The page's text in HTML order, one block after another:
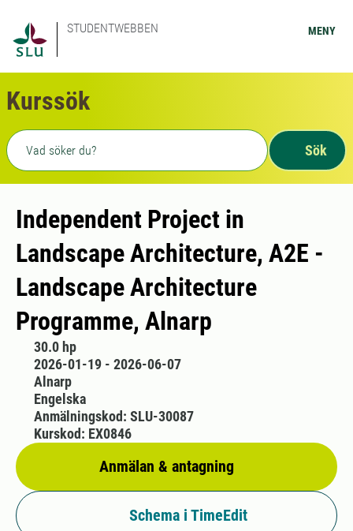
STUDENTWEBBEN MENY
Kurssök
Fritext sökning
Sök
Independent Project in
Landscape Architecture, A2E -
Landscape Architecture
Programme, Alnarp
30.0 hp
2026-01-19 - 2026-06-07
Alnarp
Engelska
Anmälan & antagning
Anmälningskod: SLU-30087
Kurskod: EX0846
Schema i TimeEdit